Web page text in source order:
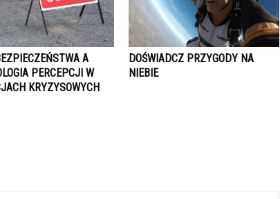
A
PERCEPCJI W
KRYZYSOWYCH
DOŚWIADCZ PRZYGODY NA
NIEBIE